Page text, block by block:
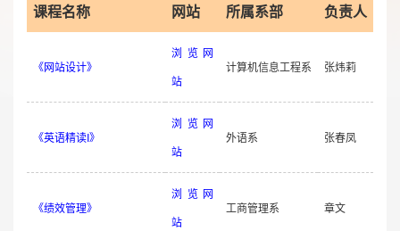
课程名称 网站 所属系部 负责人
《网站设计》
浏览网
站
计算机信息工程系 张炜莉
《英语精读I》
浏览网
站
外语系 张春凤
《绩效管理》
浏览网
站
工商管理系 章文